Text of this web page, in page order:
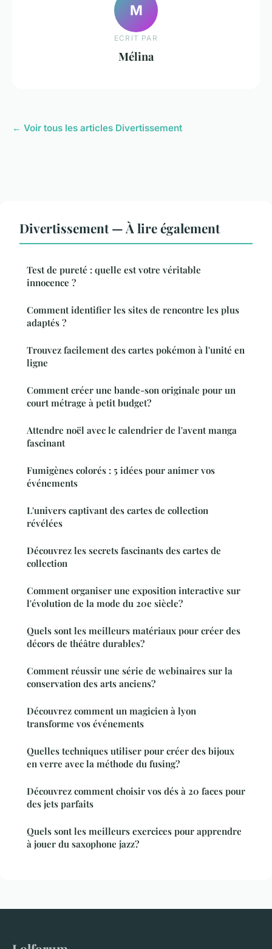
M
ECRIT PAR
Mélina
← Voir tous les articles Divertissement
Divertissement — À lire également
Test de pureté : quelle est votre véritable
innocence ?
Comment identifier les sites de rencontre les plus
adaptés ?
Trouvez facilement des cartes pokémon à l'unité en
ligne
Comment créer une bande-son originale pour un
court métrage à petit budget?
Attendre noël avec le calendrier de l'avent manga
fascinant
Fumigènes colorés : 5 idées pour animer vos
événements
L'univers captivant des cartes de collection
révélées
Découvrez les secrets fascinants des cartes de
collection
Comment organiser une exposition interactive sur
l'évolution de la mode du 20e siècle?
Quels sont les meilleurs matériaux pour créer des
décors de théâtre durables?
Comment réussir une série de webinaires sur la
conservation des arts anciens?
Découvrez comment un magicien à lyon
transforme vos événements
Quelles techniques utiliser pour créer des bijoux
en verre avec la méthode du fusing?
Découvrez comment choisir vos dés à 20 faces pour
des jets parfaits
Quels sont les meilleurs exercices pour apprendre
à jouer du saxophone jazz?